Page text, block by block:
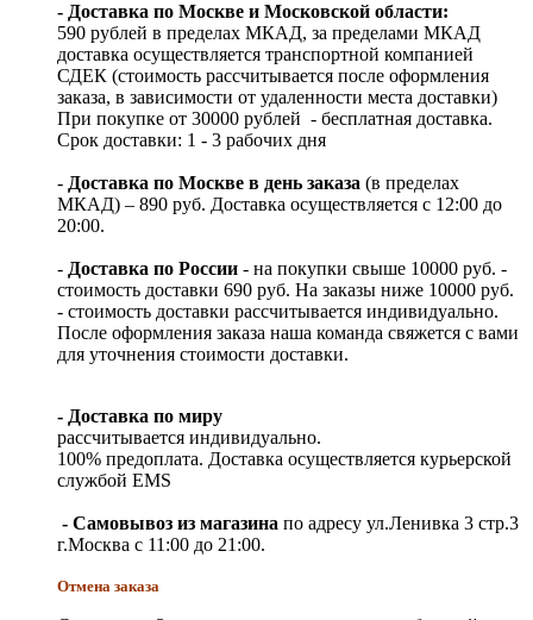
- Доставка по Москве и Московской области:
590 рублей в пределах МКАД, за пределами МКАД
доставка осуществляется транспортной компанией
СДЕК (стоимость рассчитывается после оформления
заказа, в зависимости от удаленности места доставки)
При покупке от 30000 рублей - бесплатная доставка.
Срок доставки: 1 - 3 рабочих дня
- Доставка по Москве в день заказа (в пределах
МКАД) – 890 руб. Доставка осуществляется с 12:00 до
20:00.
- Доставка по России - на покупки свыше 10000 руб. -
стоимость доставки 690 руб. На заказы ниже 10000 руб.
- стоимость доставки рассчитывается индивидуально.
После оформления заказа наша команда свяжется с вами
для уточнения стоимости доставки.
- Доставка по миру
рассчитывается индивидуально.
100% предоплата. Доставка осуществляется курьерской
службой EMS
- Самовывоз из магазина по адресу ул.Ленивка 3 стр.3
г.Москва с 11:00 до 21:00.
Отмена заказа